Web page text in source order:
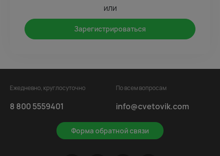
или
Зарегистрироваться
Ежедневно, круглосуточно
8 800 5559401
Форма обратной связи
По всем вопросам
info@cvetovik.com